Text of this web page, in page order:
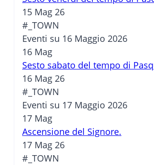
15 Mag 26
#_TOWN
Eventi su 16 Maggio 2026
16 Mag
Sesto sabato del tempo di
16 Mag 26
#_TOWN
Eventi su 17 Maggio 2026
17 Mag
Ascensione del Signore.
17 Mag 26
#_TOWN